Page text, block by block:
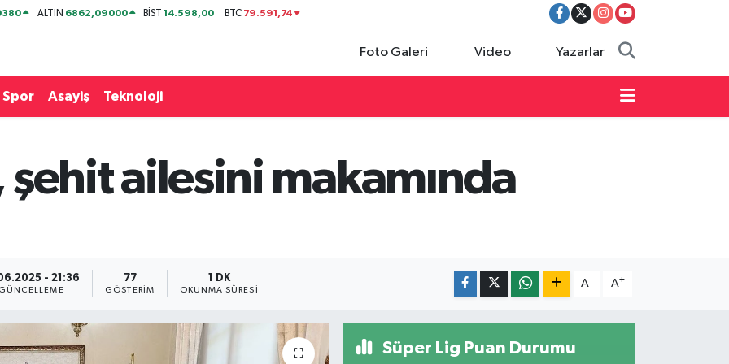
ALTIN 6862,09000 BİST14.598,00 BTC 79.591,74
Foto Galeri Video Yazarlar
Spor Asayiş Teknoloji
şehit ailesini makamında
- 21:36
GÜNCELLEME
77
GÖSTERIM
1 DK
OKUNMA SÜRESI
A- A+
Süper Lig Puan Durumu